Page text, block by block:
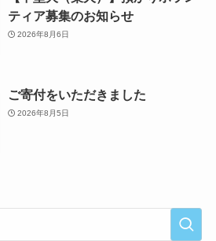
ティア募集のお知らせ
2026年8月6日
ご寄付をいただきました
2026年8月5日